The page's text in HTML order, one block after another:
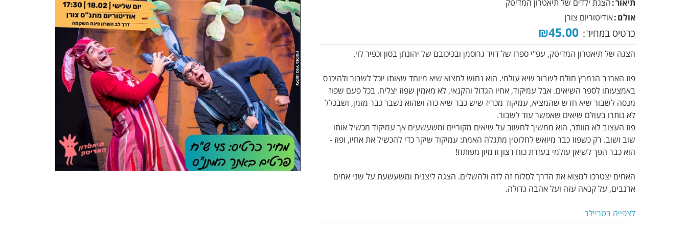
תיאור הצגת ילדים של תיאטרון המדיטק
אולם אודיטוריום צורן
כרטיס במחיר
הצגה של תיאטרון המדיטק, עפ"י ספרו של דויד גרוסמן ובכיכובם של יהונתן בסון וכפיר לוי.
פוז הארנב הנמרץ חולם לשבור שיא עולמי. הוא נחוש למצוא שיא מיוחד שאותו יוכל לשבור ולהיכנס
באמצעותו לספר השיאים. אבל עמיקוד, אחיו הגדול והקנאי, לא מאמין שפוז יצליח. בכל פעם שפוז
מנסה לשבור שיא חדש שהמציא, עמיקוד מכריז שיש כבר שיא כזה ושהוא נשבר כבר מזמן, ושבכלל
לא נותרו בעולם שיאים שאפשר עוד לשבור.
פוז העצוב לא מוותר, הוא ממשיך לחשוב על שיאים מקוריים ומשעשעים אך עמיקוד מכשיל אותו
שוב ושוב. רק כשפוז כבר מיואש לחלוטין מתגלה האמת: עמיקוד שיקר כדי להכשיל את אחיו, ופוז -
הוא כבר הפך לשיאן עולמי בעזרת כוח רצון ודמיון מפותח!
האחים יצטרכו למצוא את הדרך לסלוח זה לזה ולהשלים. הצגה ליצנית ומשעשעת על שני אחים
ארנבים, על קנאה עזה ועל אהבה גדולה.
לצפייה בטריילר